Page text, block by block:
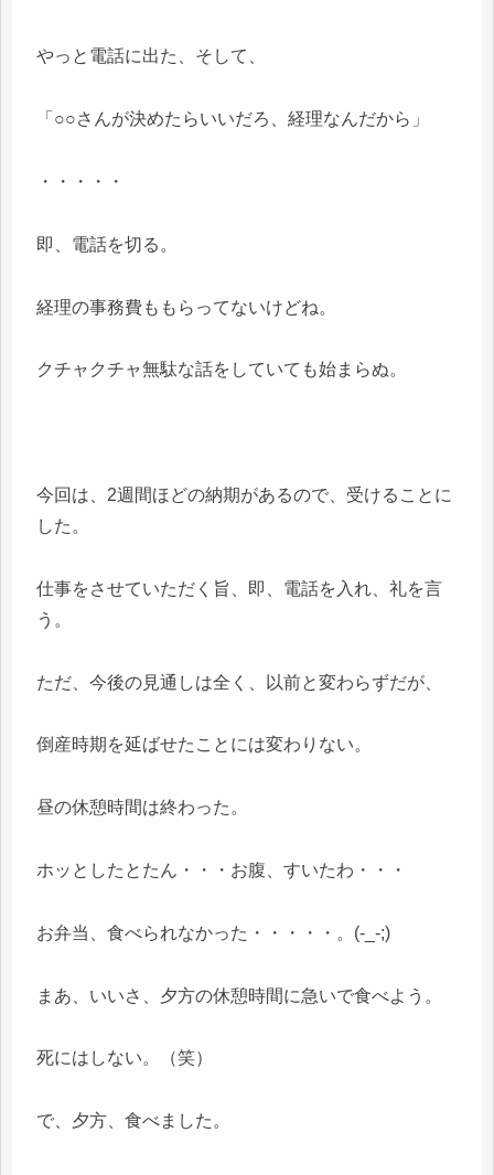
やっと電話に出た、そして、
「○○さんが決めたらいいだろ、経理なんだから」
・・・・・
即、電話を切る。
経理の事務費ももらってないけどね。
クチャクチャ無駄な話をしていても始まらぬ。
今回は、2週間ほどの納期があるので、受けることに
した。
仕事をさせていただく旨、即、電話を入れ、礼を言
う。
ただ、今後の見通しは全く、以前と変わらずだが、
倒産時期を延ばせたことには変わりない。
昼の休憩時間は終わった。
ホッとしたとたん・・・お腹、すいたわ・・・
お弁当、食べられなかった・・・・・。(-_-;)
まあ、いいさ、夕方の休憩時間に急いで食べよう。
死にはしない。（笑）
で、夕方、食べました。